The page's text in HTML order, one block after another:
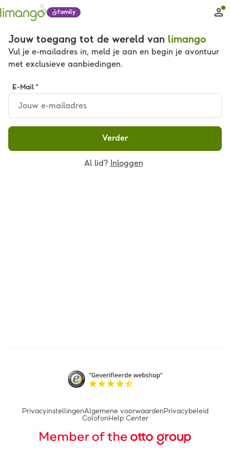
family
Jouw toegang tot de wereld van limango
Vul je e-mailadres in, meld je aan en begin je avontuur
met exclusieve aanbiedingen.
E-Mail *
Verder
Al lid? Inloggen
PrivacyinstellingenAlgemene voorwaarden Privacybeleid
Colofon Help Center